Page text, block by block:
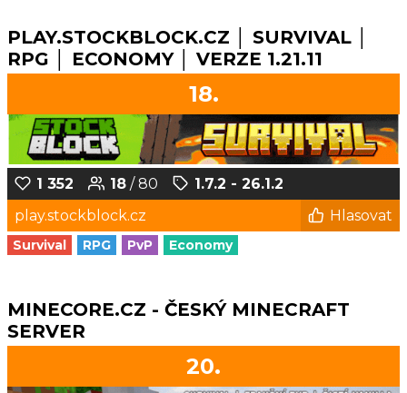
PLAY.STOCKBLOCK.CZ │ SURVIVAL │
RPG │ ECONOMY │ VERZE 1.21.11
18.
1 352 18 / 80
1.7.2 - 26.1.2
play.stockblock.cz
Hlasovat
Survival RPG PvP Economy
MINECORE.CZ - ČESKÝ MINECRAFT
SERVER
20.